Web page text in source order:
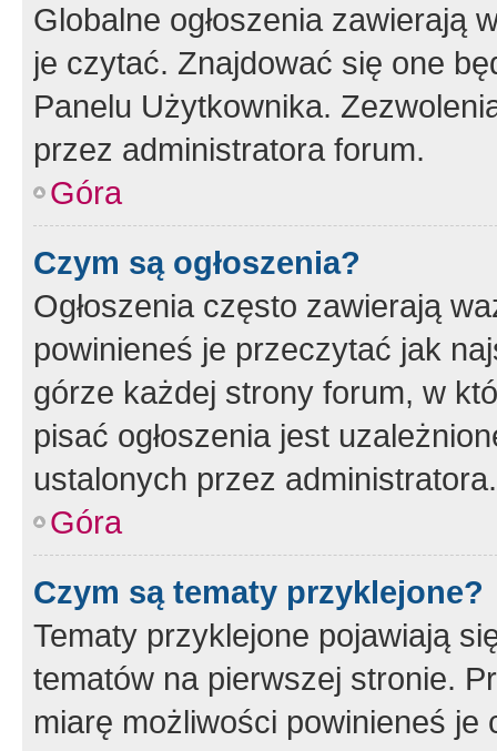
Globalne ogłoszenia zawierają
je czytać. Znajdować się one
Panelu Użytkownika.
przez administratora forum.
Góra
Czym są ogłoszenia?
Ogłoszenia często zawierają
powinieneś je przeczytać jak
górze każdej strony forum, w
pisać ogłoszenia jest
ustalonych przez administratora.
Góra
Czym są tematy przyklejone?
Tematy przyklejone pojawiają
tematów na pierwszej stronie.
miarę możliwości powinieneś je